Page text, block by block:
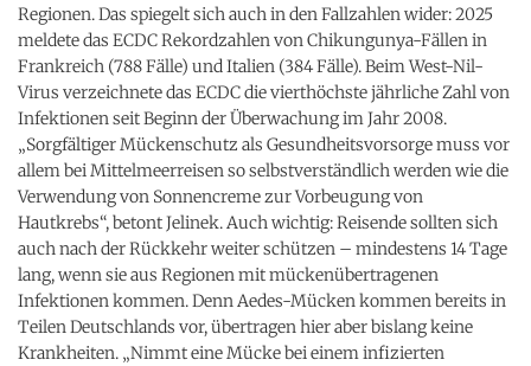
Regionen. Das spiegelt sich auch in den Fallzahlen wider: 2025
meldete das ECDC Rekordzahlen von Chikungunya-Fällen in
Frankreich (788 Fälle) und Italien (384 Fälle). Beim West-Nil-
Virus verzeichnete das ECDC die vierthöchste jährliche Zahl von
Infektionen seit Beginn der Überwachung im Jahr 2008.
„Sorgfältiger Mückenschutz als Gesundheitsvorsorge muss vor
allem bei Mittelmeerreisen so selbstverständlich werden wie die
Verwendung von Sonnencreme zur Vorbeugung von
Hautkrebs“, betont Jelinek. Auch wichtig: Reisende sollten sich
auch nach der Rückkehr weiter schützen – mindestens 14 Tage
lang, wenn sie aus Regionen mit mückenübertragenen
Infektionen kommen. Denn Aedes-Mücken kommen bereits in
Teilen Deutschlands vor, übertragen hier aber bislang keine
Krankheiten. „Nimmt eine Mücke bei einem infizierten